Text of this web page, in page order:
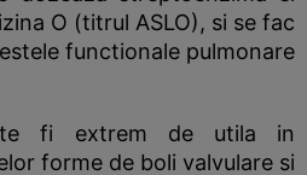
O (titrul ASLO), si se fac
functionale pulmonare
fi extrem de utila in
forme de boli valvulare si